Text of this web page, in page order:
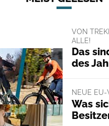
VON
ALLE!
Das
des
NEUE EU-
Was